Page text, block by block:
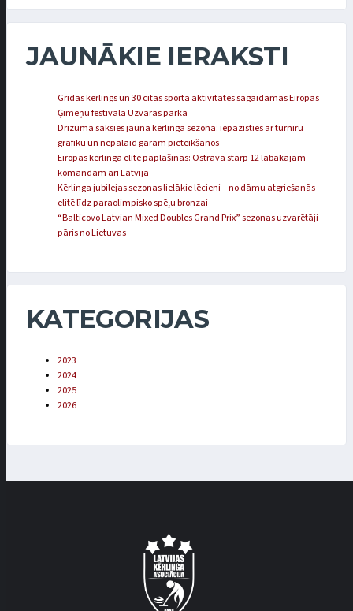
JAUNĀKIE IERAKSTI
Grīdas kērlings un 30 citas sporta aktivitātes sagaidāmas Eiropas
Ģimeņu festivālā Uzvaras parkā
Drīzumā sāksies jaunā kērlinga sezona: iepazīsties ar turnīru
grafiku un nepalaid garām pieteikšanos
Eiropas kērlinga elite paplašinās: Ostravā starp 12 labākajām
komandām arī Latvija
Kērlinga jubilejas sezonas lielākie lēcieni – no dāmu atgriešanās
elitē līdz paraolimpisko spēļu bronzai
“Balticovo Latvian Mixed Doubles Grand Prix” sezonas uzvarētāji –
pāris no Lietuvas
KATEGORIJAS
2023
2024
2025
2026